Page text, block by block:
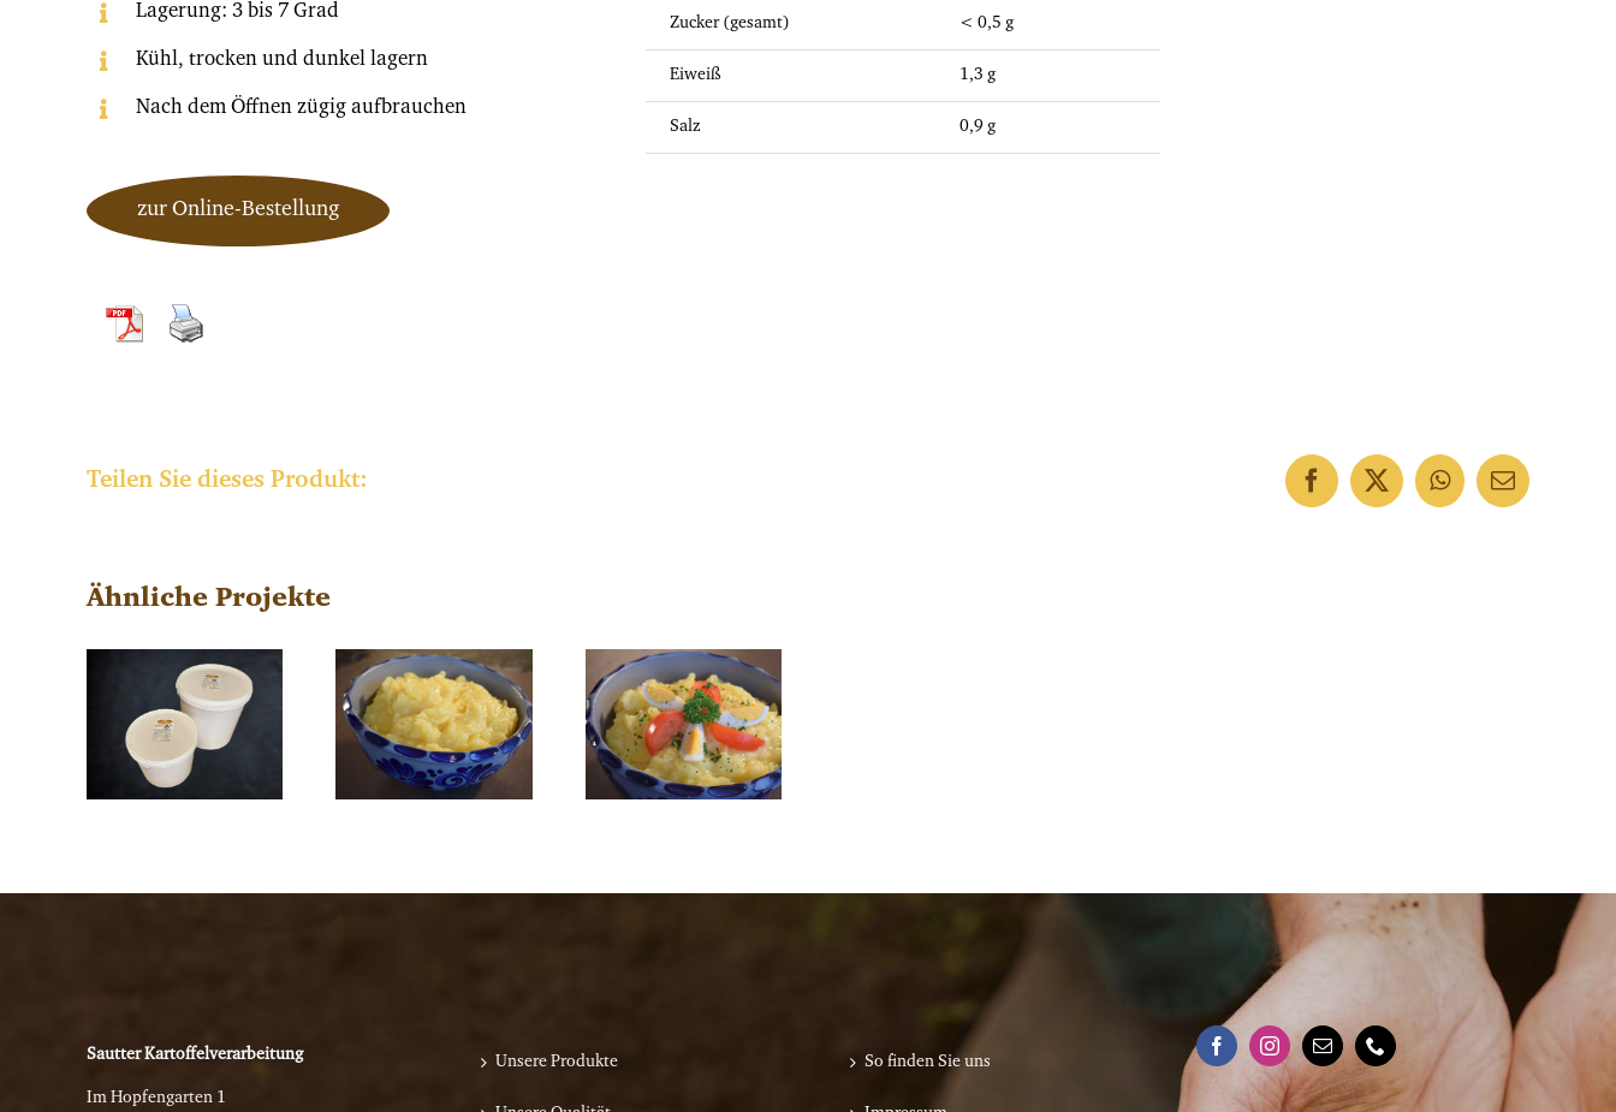
Lagerung: 3 bis 7 Grad
Kühl, trocken und dunkel lagern
Nach dem Öffnen zügig aufbrauchen
zur Online-Bestellung
Zucker (gesamt) < 0,5 g
Eiweiß 1,3 g
Salz 0,9 g
Teilen Sie dieses Produkt: Facebook
X WhatsApp
E-
Mail
Ähnliche Projekte
Sautter Kartoffelverarbeitung
Im Hopfengarten 1
Unsere Produkte So finden Sie uns